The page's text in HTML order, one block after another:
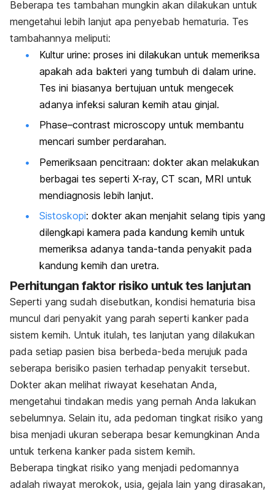
Beberapa tes tambahan mungkin akan dilakukan untuk
mengetahui lebih lanjut apa penyebab hematuria. Tes
tambahannya meliputi:
Kultur urine: proses ini dilakukan untuk memeriksa
apakah ada bakteri yang tumbuh di dalam urine.
Tes ini biasanya bertujuan untuk mengecek
adanya infeksi saluran kemih atau ginjal.
Phase–contrast microscopy untuk membantu
mencari sumber perdarahan.
Pemeriksaan pencitraan: dokter akan melakukan
berbagai tes seperti X-ray, CT scan, MRI untuk
mendiagnosis lebih lanjut.
Sistoskopi: dokter akan menjahit selang tipis yang
dilengkapi kamera pada kandung kemih untuk
memeriksa adanya tanda-tanda penyakit pada
kandung kemih dan uretra.
Perhitungan faktor risiko untuk tes lanjutan
Seperti yang sudah disebutkan, kondisi hematuria bisa
muncul dari penyakit yang parah seperti kanker pada
sistem kemih. Untuk itulah, tes lanjutan yang dilakukan
pada setiap pasien bisa berbeda-beda merujuk pada
seberapa berisiko pasien terhadap penyakit tersebut.
Dokter akan melihat riwayat kesehatan Anda,
mengetahui tindakan medis yang pernah Anda lakukan
sebelumnya. Selain itu, ada pedoman tingkat risiko yang
bisa menjadi ukuran seberapa besar kemungkinan Anda
untuk terkena kanker pada sistem kemih.
Beberapa tingkat risiko yang menjadi pedomannya
adalah riwayat merokok, usia, gejala lain yang dirasakan,